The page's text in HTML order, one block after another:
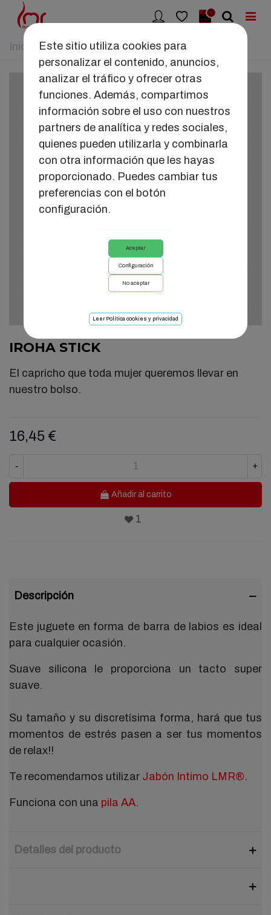
Este sitio utiliza cookies para
personalizar el contenido, anuncios,
analizar el tráfico y ofrecer otras
funciones. Además, compartimos
información sobre el uso con nuestros
partners de analítica y redes sociales,
quienes pueden utilizarla y combinarla
con otra información que les hayas
proporcionado. Puedes cambiar tus
preferencias con el botón
configuración.
Aceptar
Configuración
No aceptar
Leer Política cookies y privacidad
0
Inicio > JUGUETES > IROHA STICK
IROHA STICK
El capricho que toda mujer queremos llevar en
nuestro bolso.
16,45 €
- +
Añadir al carrito
1
Descripción
Este juguete en forma de barra de labios es ideal
para cualquier ocasión.
Suave silicona le proporciona un tacto super
suave.
Su tamaño y su discretísima forma, hará que tus
momentos de estrés pasen a ser tus momentos
de relax!!
Te recomendamos utilizar Jabón Intimo LMR®.
Funciona con una pila AA.
Detalles del producto